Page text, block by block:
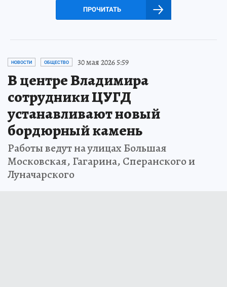
ПРОЧИТАТЬ
НОВОСТИ ОБЩЕСТВО 30 мая 2026 5:59
В центре Владимира
сотрудники ЦУГД
устанавливают новый
бордюрный камень
Работы ведут на улицах Большая
Московская, Гагарина, Сперанского и
Луначарского